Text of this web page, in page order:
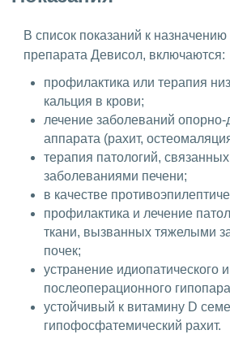
В список показаний к
препарата Девисол, включаются:
профилактика или терапия
кальция в крови;
лечение заболеваний опорно-
аппарата (рахит,
терапия патологий,
заболеваниями печени;
в качестве
профилактика и лечение
ткани, вызванных тяжелыми
почек;
устранение идиопатического и
послеоперационного
устойчивый к витамину D
гипофосфатемический рахит.